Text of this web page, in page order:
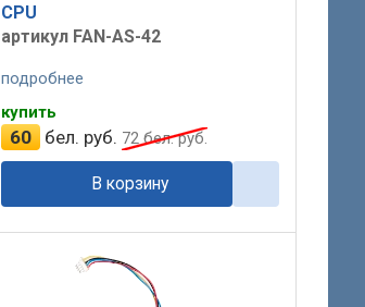
CPU
артикул FAN-AS-42
подробнее
купить
60 бел. руб. 72бел. руб.
В корзину